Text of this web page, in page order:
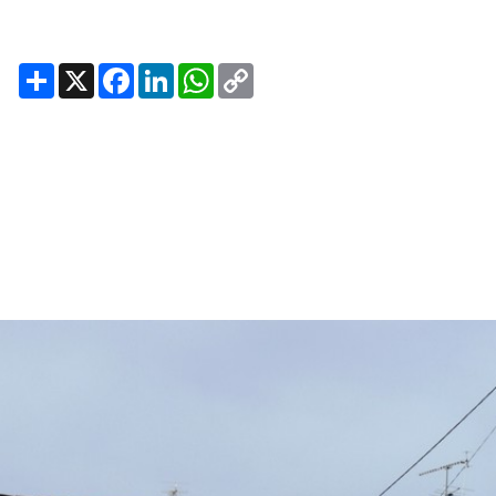
Share
X Facebook
LinkedInWhatsApp